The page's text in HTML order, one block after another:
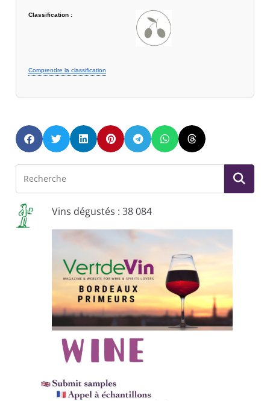
Classification :
Comprendre la classification
Vins dégustés : 38 084